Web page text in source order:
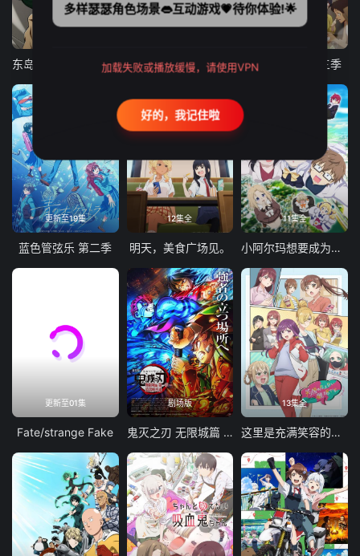
东岛丹三郎想成为假面骑士 古诺希亚 致不灭的你 第三季
更新至19集
蓝色管弦乐 第二季
12集全
明天，美食广场见。
11集全
小阿尔玛想要成为家人
更新至01集
Fate/strange Fake
剧场版
鬼灭之刃 无限城篇 第一章 猗窝座再袭
13集全
这里是充满笑容的职场。
多样瑟瑟角色场景👄互动游戏💗待你体验!🌟
加载失败或播放缓慢，请使用VPN
好的，我记住啦